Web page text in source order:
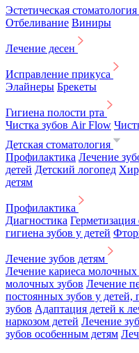
Эстетическая стоматология
Отбеливание Виниры
Лечение десен
Исправление прикуса
Элайнеры Брекеты
Гигиена полости рта
Чистка зубов Air Flow
Детская стоматология
Профилактика Лечение
детей Детский логопед
детям
Профилактика
Диагностика
гигиена зубов у детей
Лечение зубов детям
Лечение кариеса молочных
молочных зубов Лечение
постоянных зубов у детей,
зубов Адаптация детей к
наркозом детей Лечение
зубов особенным детям